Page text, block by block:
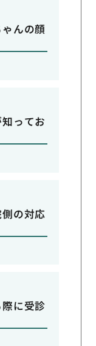
んの顔
ってお
の対応
に受診